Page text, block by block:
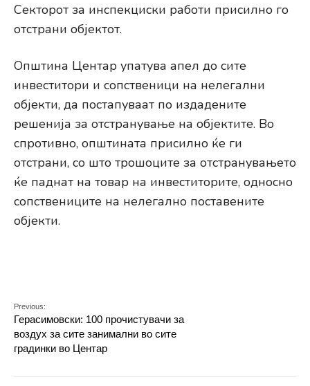
Секторот за инспекциски работи присилно го
отстрани објектот.
Општина Центар упатува апел до сите
инвеститори и сопственици на нелегални
објекти, да постапуваат по издадените
решенија за отстранување на објектите. Во
спротивно, општината присилно ќе ги
отстрани, со што трошоците за отстранувањето
ќе паднат на товар на инвеститорите, односно
сопствениците на нелегално поставените
објекти.
Previous:
Герасимовски: 100 прочистувачи за
воздух за сите занимални во сите
градинки во Центар